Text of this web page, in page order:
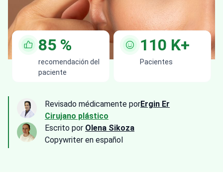
85 %
recomendación del
paciente
110 K+
Pacientes
Revisado médicamente porErgin Er
Cirujano plástico
Escrito por Olena Sikoza
Сopywriter en español